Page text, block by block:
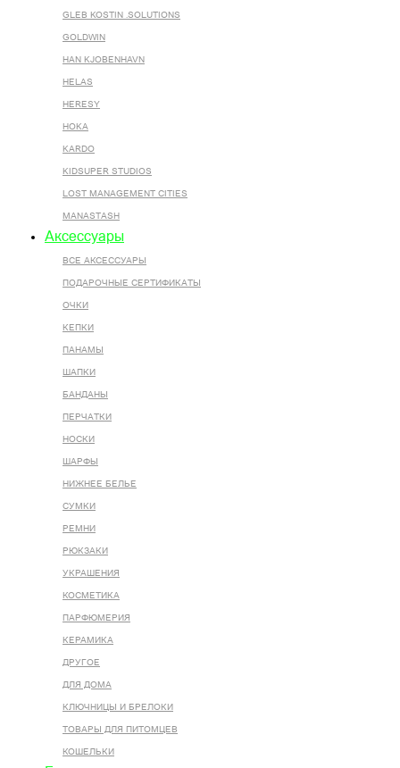
GLEB KOSTIN .SOLUTIONS
GOLDWIN
HAN KJOBENHAVN
HELAS
HERESY
HOKA
KARDO
KIDSUPER STUDIOS
LOST MANAGEMENT CITIES
MANASTASH
Аксессуары
ВСЕ AКСЕССУАРЫ
ПОДАРОЧНЫЕ СЕРТИФИКАТЫ
ОЧКИ
КЕПКИ
ПАНАМЫ
ШАПКИ
БАНДАНЫ
ПЕРЧАТКИ
НОСКИ
ШАРФЫ
НИЖНЕЕ БЕЛЬЕ
СУМКИ
РЕМНИ
РЮКЗАКИ
УКРАШЕНИЯ
КОСМЕТИКА
ПАРФЮМЕРИЯ
КЕРАМИКА
ДРУГОЕ
ДЛЯ ДОМА
КЛЮЧНИЦЫ И БРЕЛОКИ
ТОВАРЫ ДЛЯ ПИТОМЦЕВ
КОШЕЛЬКИ